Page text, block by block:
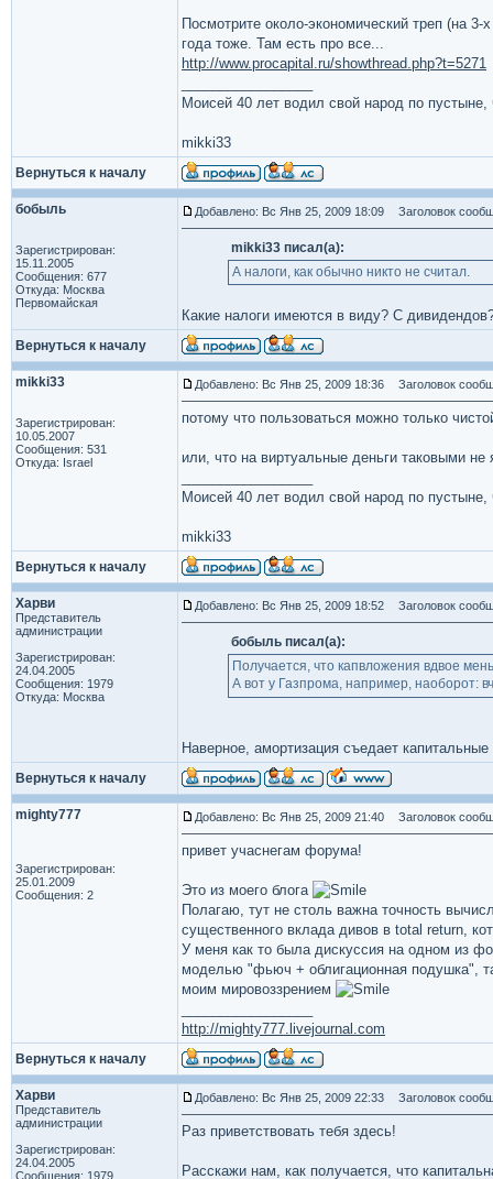
Посмотрите около-экономический треп (на
года тоже. Там есть про все...
http://www.procapital.ru/showthread.php?t=5271
Моисей 40 лет водил свой народ по
mikki33
Вернуться к началу
бобыль
Зарегистрирован:
15.11.2005
Сообщения: 677
Откуда: Москва
Первомайская
Добавлено: Вс Янв 25, 2009 18:09 Заголовок
mikki33 писал(а):
А налоги, как обычно никто не считал.
Какие налоги имеются в виду? С
Вернуться к началу
mikki33
Зарегистрирован:
10.05.2007
Сообщения: 531
Откуда: Israel
Добавлено: Вс Янв 25, 2009 18:36 Заголовок
потому что пользоваться можно только
или, что на виртуальные деньги таковыми не
Моисей 40 лет водил свой народ по
mikki33
Вернуться к началу
Харви
Представитель
администрации
Зарегистрирован:
24.04.2005
Сообщения: 1979
Откуда: Москва
Добавлено: Вс Янв 25, 2009 18:52 Заголовок
бобыль писал(а):
Получается, что капвложения вдвое
А вот у Газпрома, например, наоборот:
Наверное, амортизация съедает капитальные
Вернуться к началу
mighty777
Зарегистрирован:
25.01.2009
Сообщения: 2
Добавлено: Вс Янв 25, 2009 21:40 Заголовок
привет учаснегам форума!
Это из моего блога
Полагаю, тут не столь важна точность
существенного вклада дивов в total return,
У меня как то была дискуссия на одном из
моделью "фьюч + облигационная подушка",
моим мировоззрением
http://mighty777.livejournal.com
Вернуться к началу
Харви
Представитель
администрации
Зарегистрирован:
24.04.2005
Сообщения: 1979
Добавлено: Вс Янв 25, 2009 22:33 Заголовок
Раз приветствовать тебя здесь!
Расскажи нам, как получается, что